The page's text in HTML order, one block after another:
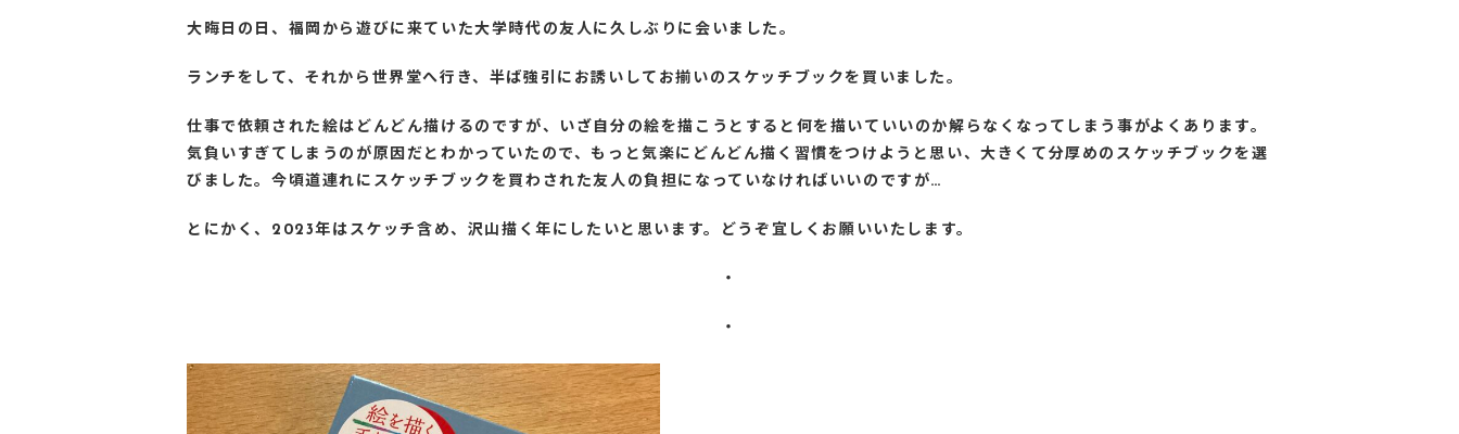
大晦日の日、福岡から遊びに来ていた大学時代の友人に久しぶりに会いました。
ランチをして、それから世界堂へ行き、半ば強引にお誘いしてお揃いのスケッチブックを買いました。
仕事で依頼された絵はどんどん描けるのですが、いざ自分の絵を描こうとすると何を描いていいのか解らなくなってしまう事がよくあります。
気負いすぎてしまうのが原因だとわかっていたので、もっと気楽にどんどん描く習慣をつけようと思い、大きくて分厚めのスケッチブックを選
びました。今頃道連れにスケッチブックを買わされた友人の負担になっていなければいいのですが…
とにかく、2023年はスケッチ含め、沢山描く年にしたいと思います。どうぞ宜しくお願いいたします。
・
・